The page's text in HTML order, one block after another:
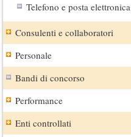
Telefono e posta elettronica
Consulenti e collaboratori
Personale
Bandi di concorso
Performance
Enti controllati